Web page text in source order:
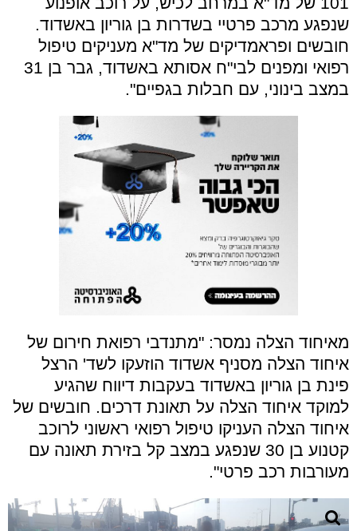
שנפגע מרכב פרטיי בשדרות בן גוריון באשדוד.
חובשים ופראמדיקים של מד"א מעניקים טיפול
רפואי ומפנים לבי"ח אסותא באשדוד, גבר בן 31
במצב בינוני, עם חבלות בגפיים".
מאיחוד הצלה נמסר: "מתנדבי רפואת חירום של
איחוד הצלה מסניף אשדוד הוזעקו לשד' הרצל
פינת בן גוריון באשדוד בעקבות דיווח שהגיע
למוקד איחוד הצלה על תאונת דרכים. חובשים של
איחוד הצלה העניקו טיפול רפואי ראשוני לרוכב
קטנוע בן 30 שנפגע במצב קל בזירת תאונה עם
מעורבות רכב פרטי".